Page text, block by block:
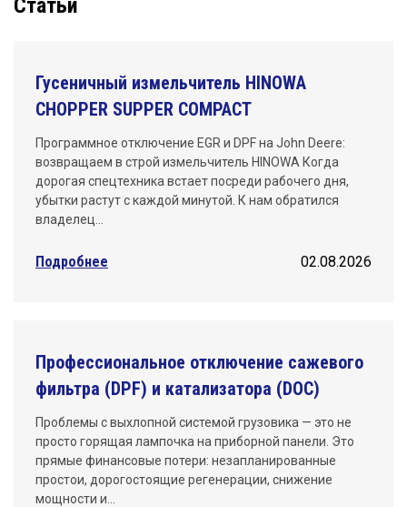
Статьи
Гусеничный измельчитель HINOWA
CHOPPER SUPPER COMPACT
Программное отключение EGR и DPF на John Deere:
возвращаем в строй измельчитель HINOWA Когда
дорогая спецтехника встает посреди рабочего дня,
убытки растут с каждой минутой. К нам обратился
владелец…
02.08.2026
Подробнее
Профессиональное отключение сажевого
фильтра (DPF) и катализатора (DOC)
Проблемы с выхлопной системой грузовика — это не
просто горящая лампочка на приборной панели. Это
прямые финансовые потери: незапланированные
простои, дорогостоящие регенерации, снижение
мощности и…